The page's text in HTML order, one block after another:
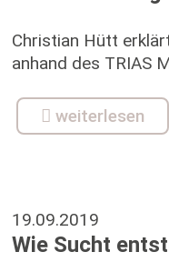
Christian Hütt
anhand des TRIAS
weiterlesen
19.09.2019
Wie Sucht